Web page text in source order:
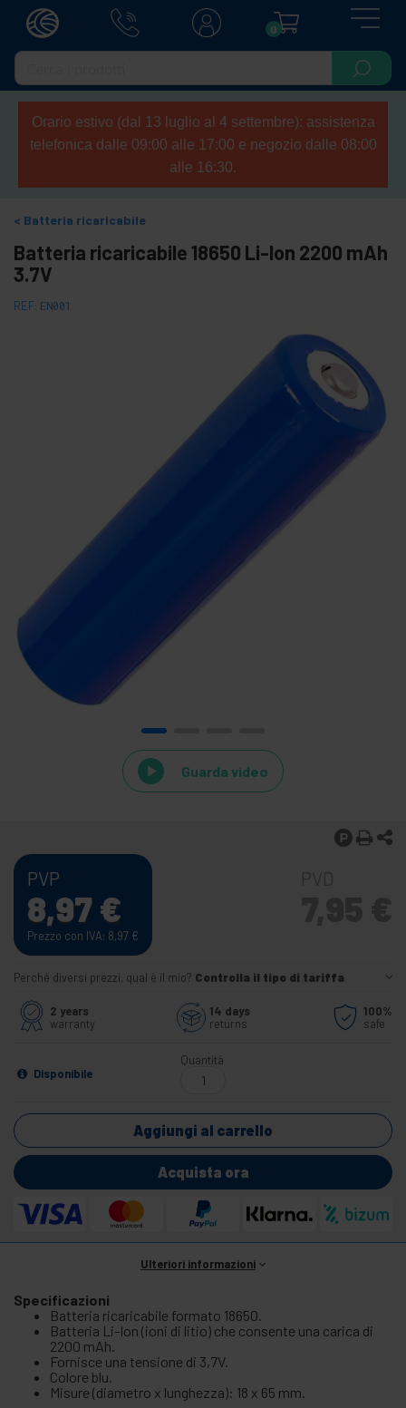
0
Orario estivo (dal 13 luglio al 4 settembre): assistenza
telefonica dalle 09:00 alle 17:00 e negozio dalle 08:00
alle 16:30.
Batteria ricaricabile
Batteria ricaricabile 18650 Li-Ion 2200 mAh
3.7V
REF: EN001
Guarda video
PVP
8,97€
Prezzo con IVA: 8,97 €
Perché diversi prezzi, qual è il mio? Controlla il tipo di tariffa
2 years
warranty
14 days
returns
100%
safe
Disponibile
Quantità
Aggiungi al carrello
Acquista ora
Ulteriori informazioni
Specificazioni
Batteria ricaricabile formato 18650.
Batteria Li-Ion (ioni di litio) che consente una carica di
2200 mAh.
Fornisce una tensione di 3,7V.
Colore blu.
Misure (diametro x lunghezza): 18 x 65 mm.